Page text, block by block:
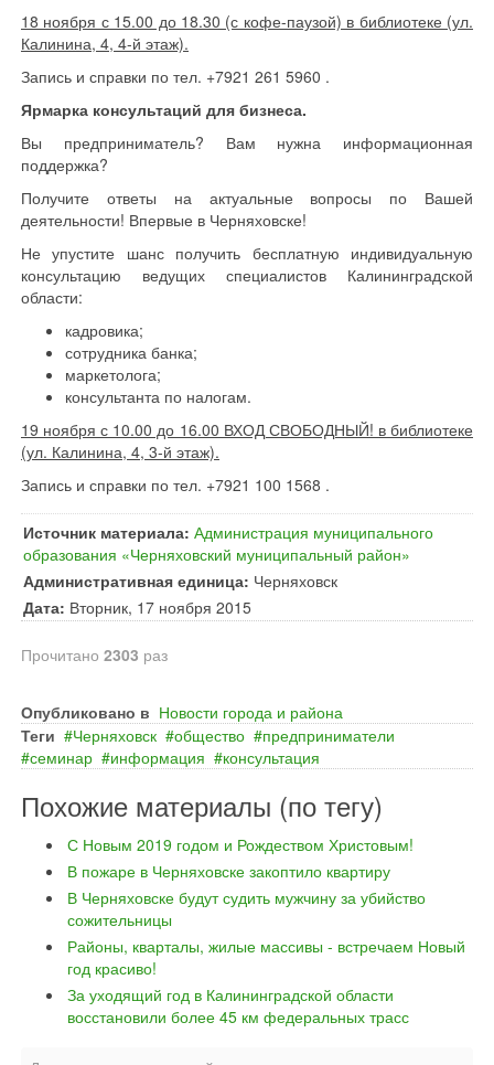
18 ноября с 15.00 до 18.30 (с кофе-паузой) в библиотеке (ул.
Калинина, 4, 4-й этаж).
Запись и справки по тел. +7921 261 5960 .
Ярмарка консультаций для бизнеса.
Вы предприниматель? Вам нужна информационная
поддержка?
Получите ответы на актуальные вопросы по Вашей
деятельности! Впервые в Черняховске!
Не упустите шанс получить бесплатную индивидуальную
консультацию ведущих специалистов Калининградской
области:
кадровика;
сотрудника банка;
маркетолога;
консультанта по налогам.
19 ноября с 10.00 до 16.00 ВХОД СВОБОДНЫЙ! в библиотеке
(ул. Калинина, 4, 3-й этаж).
Запись и справки по тел. +7921 100 1568 .
Источник материала: Администрация муниципального
образования «Черняховский муниципальный район»
Административная единица: Черняховск
Дата: Вторник, 17 ноября 2015
Прочитано 2303 раз
Опубликовано в Новости города и района
Теги
Черняховск общество
предприниматели
семинар
информация консультация
Похожие материалы (по тегу)
С Новым 2019 годом и Рождеством Христовым!
В пожаре в Черняховске закоптило квартиру
В Черняховске будут судить мужчину за убийство
сожительницы
Районы, кварталы, жилые массивы - встречаем Новый
год красиво!
За уходящий год в Калининградской области
восстановили более 45 км федеральных трасс